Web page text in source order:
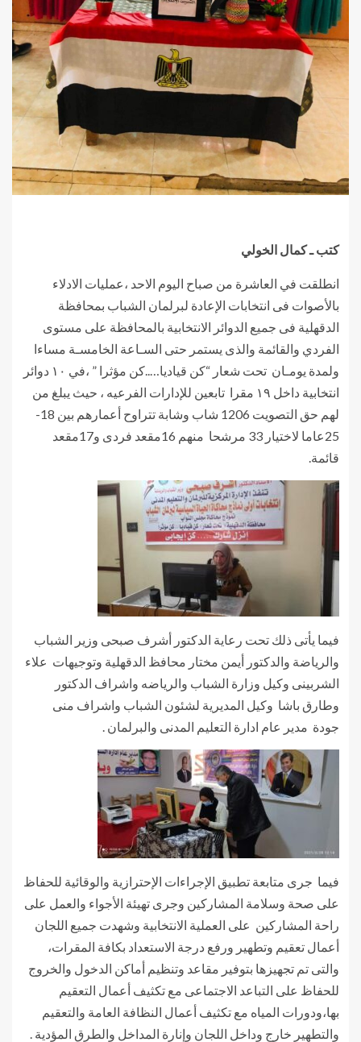
كتب ـ كمال الخولي
انطلقت في العاشرة من صباح اليوم الاحد ،عمليات الادلاء
بالأصوات فى انتخابات الإعادة لبرلمان الشباب بمحافظة
الدقهلية فى جميع الدوائر الانتخابية بالمحافظة على مستوى
الفردي والقائمة والذى يستمر حتى السـاعة الخامسـة مساءا
ولمدة يومـان تحت شعار “كن قياديا…..كن مؤثرا ” ،في ١٠ دوائر
انتخابية داخل ١٩ مقرا تابعين للإدارات الفرعيه ، حيث يبلغ من
لهم حق التصويت 1206 شاب وشابة تتراوح أعمارهم بين 18-
25عاما‮ لاختيار 33 مرشحا منهم 61مقعد فردى و71مقعد
قائمة.‬‬
فيما يأتى ذلك تحت رعاية الدكتور أشرف صبحى وزير الشباب
والرياضة والدكتور أيمن مختار محافظ الدقهلية وتوجيهات علاء
الشربينى وكيل وزارة الشباب والرياضه واشراف الدكتور
وطارق باشا وكيل المديرية لشئون الشباب واشراف منى
جودة مدير عام ادارة التعليم المدنى والبرلمان .
فيما جرى متابعة تطبيق الإجراءات الإحترازية والوقائية للحفاظ
على صحة وسلامة المشاركين وجرى تهيئة الأجواء والعمل على
راحة المشاركين على العملية الانتخابية وشهدت جميع اللجان
أعمال تعقيم وتطهير ورفع درجة الاستعداد بكافة المقرات،
والتى تم تجهيزها بتوفير مقاعد وتنظيم أماكن الدخول والخروج
للحفاظ على التباعد الاجتماعى مع تكثيف أعمال التعقيم
بها،ودورات المياه مع تكثيف أعمال النظافة العامة والتعقيم
والتطهير خارج وداخل اللجان وإنارة المداخل والطرق المؤدية .